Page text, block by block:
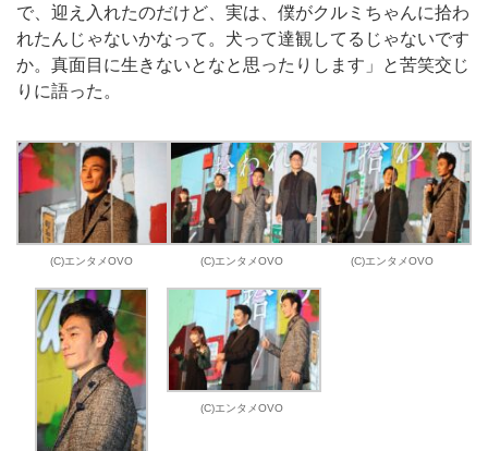
で、迎え入れたのだけど、実は、僕がクルミちゃんに拾わ
れたんじゃないかなって。犬って達観してるじゃないです
か。真面目に生きないとなと思ったりします」と苦笑交じ
りに語った。
(C)エンタメOVO (C)エンタメOVO (C)エンタメOVO
(C)エンタメOVO